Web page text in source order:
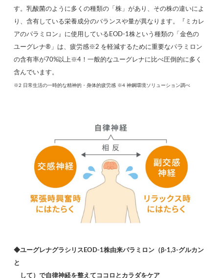
す。乳酸菌のように多くの種類の「株」があり、その株の違いによ
り、含有している栄養成分のバランスや量が異なります。『ミカレ
アのパラミロン』に使用しているEOD-1株という種類の「金色の
ユーグレナ®」は、疲労感※2 を軽減するために重要なパラミロン
の含有率が70%以上※4！一般的なユーグレナに比べ圧倒的に多く
含んでいます。
※2 日常生活の一時的な精神的・身体的疲労感 ※4 神鋼環境ソリューション調べ
◆ユーグレナグラシリスEOD-1株由来パラミロン（β-1,3-グルカン
と
して）で自律神経を整えてココロとカラダをケア